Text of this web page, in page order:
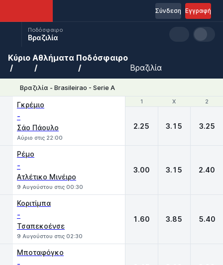
Εγγραφή
Σύνδεση
Ποδόσφαιρο
Βραζιλία
Κύριο Αθλήματα Ποδόσφαιρο
Βραζιλία
Βραζιλία - Brasileirao - Serie A
1 X 2
Γκρέμιο
-
Σάο Πάουλο
Αύριο στις 22:00
1 X 2
2.25 3.15 3.25
Ρέμο
-
Ατλέτικο Μινέιρο
9 Αυγούστου στις 00:30
3.00 3.15 2.40
Κοριτίμπα
-
Τσαπεκοένσε
9 Αυγούστου στις 02:30
1.60 3.85 5.40
Μποταφόγκο